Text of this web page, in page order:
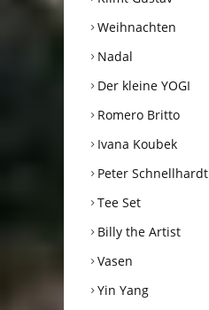
Weihnachten
Nadal
Der kleine YOGI
Romero Britto
Ivana Koubek
Peter Schnellhardt
Tee Set
Billy the Artist
Vasen
Yin Yang